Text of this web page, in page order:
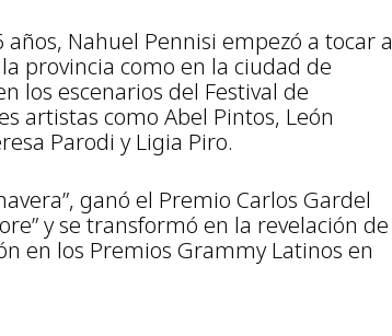
Nahuel Pennisi empezó a tocar a
provincia como en la ciudad de
los escenarios del Festival de
artistas como Abel Pintos, León
Parodi y Ligia Piro.
ganó el Premio Carlos Gardel
y se transformó en la revelación de
en los Premios Grammy Latinos en